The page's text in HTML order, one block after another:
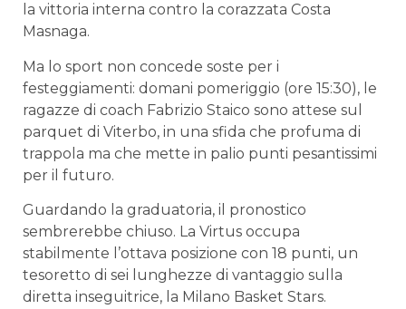
la vittoria interna contro la corazzata Costa
Masnaga.
Ma lo sport non concede soste per i
festeggiamenti: domani pomeriggio (ore 15:30), le
ragazze di coach Fabrizio Staico sono attese sul
parquet di Viterbo, in una sfida che profuma di
trappola ma che mette in palio punti pesantissimi
per il futuro.
Guardando la graduatoria, il pronostico
sembrerebbe chiuso. La Virtus occupa
stabilmente l’ottava posizione con 18 punti, un
tesoretto di sei lunghezze di vantaggio sulla
diretta inseguitrice, la Milano Basket Stars.